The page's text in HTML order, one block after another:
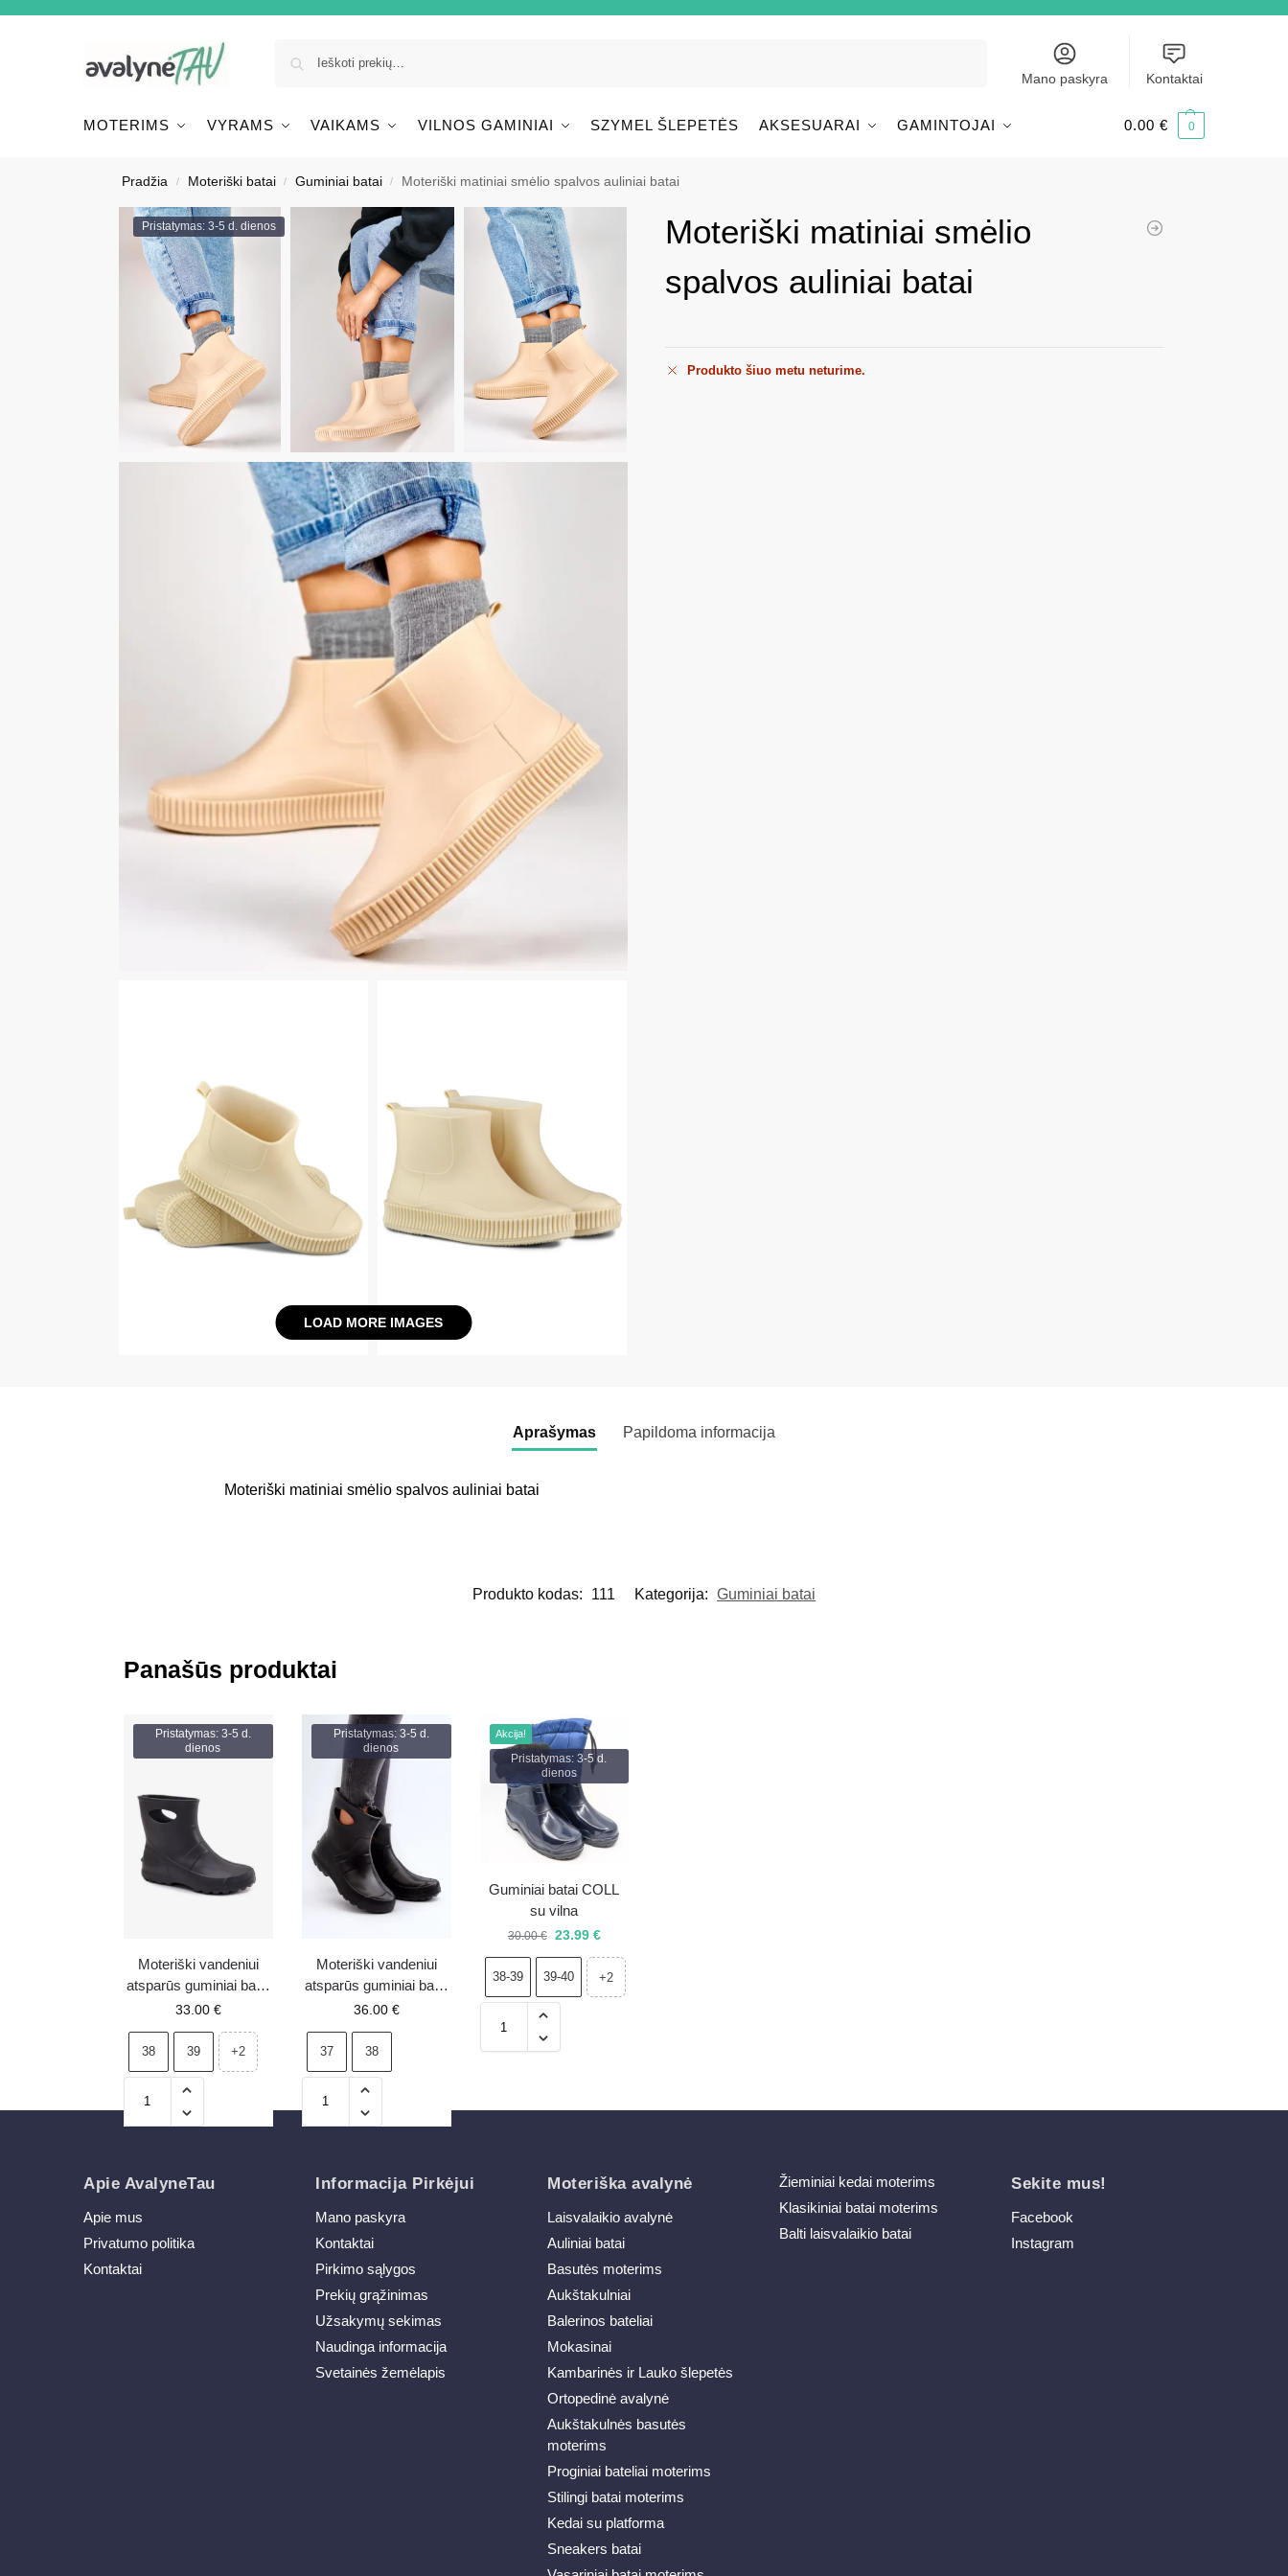
Mano paskyra Kontaktai
MOTERIMS VYRAMS VAIKAMS VILNOS GAMINIAI SZYMEL ŠLEPETĖS AKSESUARAI GAMINTOJAI 0.00 € 0
Pradžia / Moteriški batai / Guminiai batai / Moteriški matiniai smėlio spalvos auliniai batai
Pristatymas: 3-5 d. dienos
LOAD MORE IMAGES
Moteriški matiniai smėlio
spalvos auliniai batai
Produkto šiuo metu neturime.
Aprašymas Papildoma informacija
Moteriški matiniai smėlio spalvos auliniai batai
Produkto kodas: 111 Kategorija: Guminiai batai
Panašūs produktai
Pristatymas: 3-5 d.
dienos
Moteriški vandeniui
atsparūs guminiai batai
Boto pilki
33.00 €
38 39 +2
Pristatymas: 3-5 d.
dienos
Moteriški vandeniui
atsparūs guminiai batai
LEMIGO GARDEN
36.00 €
37 38
Akcija!
Pristatymas: 3-5 d.
dienos
Guminiai batai COLL
su vilna
30.00€ 23.99 €
38-39 39-40 +2
Apie AvalyneTau
Apie mus
Privatumo politika
Kontaktai
Informacija Pirkėjui
Mano paskyra
Kontaktai
Pirkimo sąlygos
Prekių grąžinimas
Užsakymų sekimas
Naudinga informacija
Svetainės žemėlapis
Moteriška avalynė
Laisvalaikio avalynė
Auliniai batai
Basutės moterims
Aukštakulniai
Balerinos bateliai
Mokasinai
Kambarinės ir Lauko šlepetės
Ortopedinė avalynė
Aukštakulnės basutės
moterims
Proginiai bateliai moterims
Stilingi batai moterims
Kedai su platforma
Sneakers batai
Žieminiai kedai moterims
Klasikiniai batai moterims
Balti laisvalaikio batai
Sekite mus!
Facebook
Instagram